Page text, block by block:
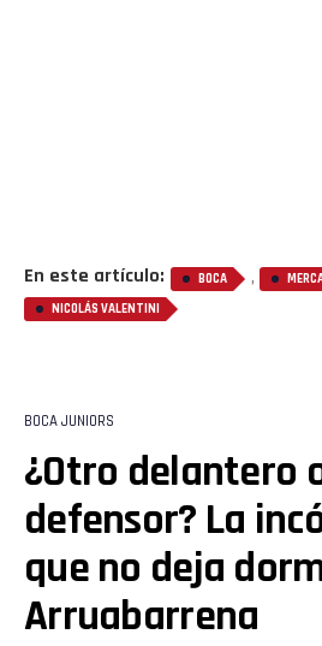
En este artículo: BOCA ,
NICOLÁS VALENTINI
BOCA JUNIORS
¿Otro delantero
defensor? La
que no deja
Arruabarrena